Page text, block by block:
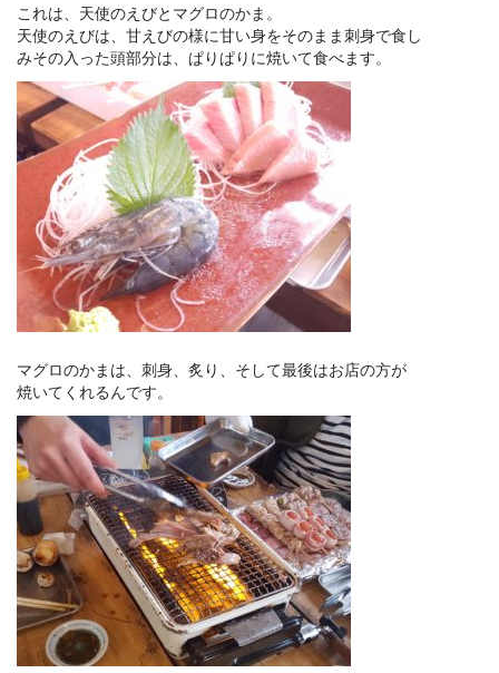
これは、天使のえびとマグロのかま。
天使のえびは、甘えびの様に甘い身をそのまま刺身で食し
みその入った頭部分は、ぱりぱりに焼いて食べます。
マグロのかまは、刺身、炙り、そして最後はお店の方が
焼いてくれるんです。